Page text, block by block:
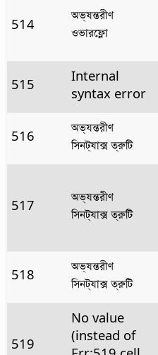
514
অভ্যন্তরীণ
ওভারফ্লো
515
Internal
syntax error
516
অভ্যন্তরীণ
সিনট্যাক্স ত্রুটি
517
অভ্যন্তরীণ
সিনট্যাক্স ত্রুটি
518
অভ্যন্তরীণ
সিনট্যাক্স ত্রুটি
519
No value
(instead of